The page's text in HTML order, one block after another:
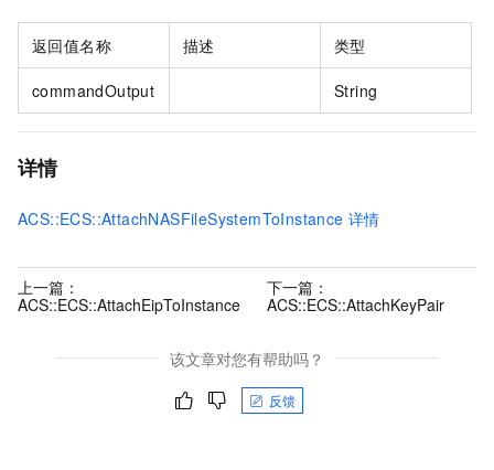
返回值名称 描述 类型
commandOutput String
详情
ACS::ECS::AttachNASFileSystemToInstance 详情
上一篇：
ACS::ECS::AttachEipToInstance
下一篇：
ACS::ECS::AttachKeyPair
该文章对您有帮助吗？
反馈